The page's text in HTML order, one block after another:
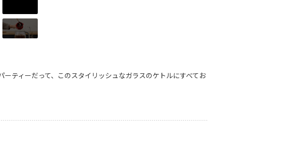
ティーだって、このスタイリッシュなガラスのケトルにすべてお